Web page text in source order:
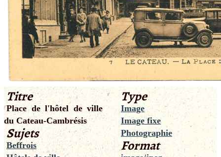
Titre
Place de l'hôtel de ville
du Cateau-Cambrésis
Sujets
Beffrois
Type
Image
Image fixe
Photographie
Format